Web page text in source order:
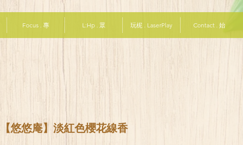
Focus . 專 L:Hp . 眾 玩柅 . LaserPlay Contact . 始
悠悠庵】淡紅色櫻花線香